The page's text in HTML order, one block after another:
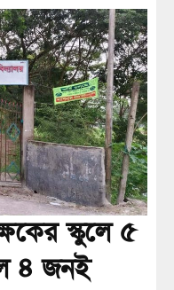
স্কুলে ৫
৪ জনই